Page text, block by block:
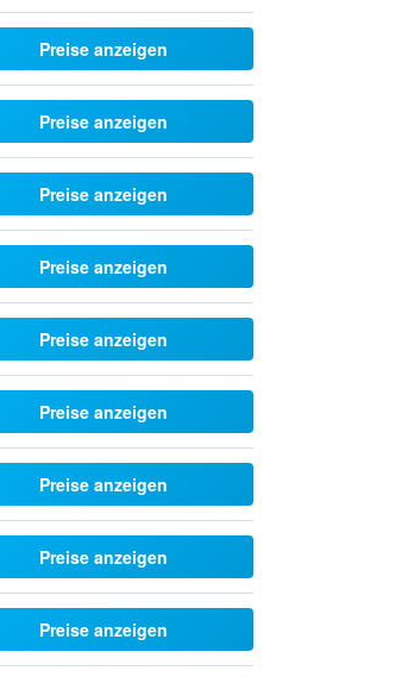
Preise anzeigen
Preise anzeigen
Preise anzeigen
Preise anzeigen
Preise anzeigen
Preise anzeigen
Preise anzeigen
Preise anzeigen
Preise anzeigen